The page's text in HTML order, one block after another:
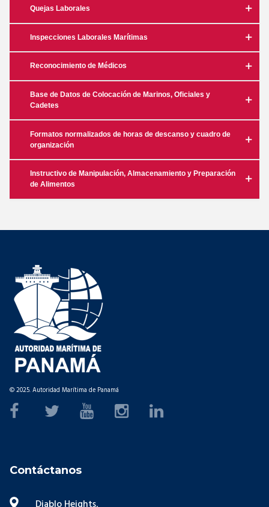
Quejas Laborales
Inspecciones Laborales Marítimas
Reconocimiento de Médicos
Base de Datos de Colocación de Marinos, Oficiales y
Cadetes
Formatos normalizados de horas de descanso y cuadro de
organización
Instructivo de Manipulación, Almacenamiento y Preparación
de Alimentos
© 2025. Autoridad Marítima de Panamá
Contáctanos